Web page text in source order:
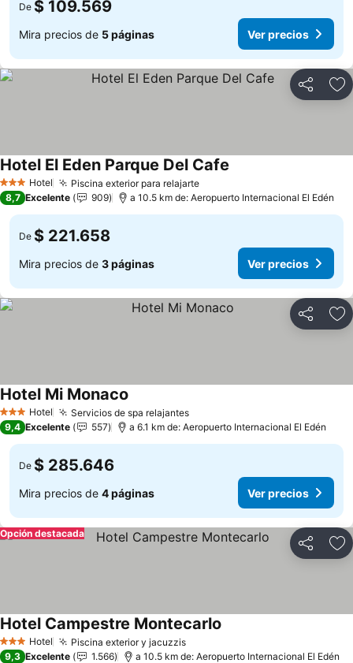
De $ 109.569
Mira precios de 5 páginas Ver precios
Compartir
3 Estrellas
Hotel Piscina exterior para relajarte
Hotel El Eden Parque Del Cafe
8,7 Excelente 909 a 10.5 km de: Aeropuerto Internacional El Edén
De $ 221.658
Mira precios de 3 páginas Ver precios
Compartir
3 Estrellas
Hotel Servicios de spa relajantes
Hotel Mi Monaco
9,4 Excelente 557 a 6.1 km de: Aeropuerto Internacional El Edén
De $ 285.646
Mira precios de 4 páginas Ver precios
Compartir
Opción destacada
3 Estrellas
Hotel Piscina exterior y jacuzzis
Hotel Campestre Montecarlo
9,3 Excelente 1.566 a 10.5 km de: Aeropuerto Internacional El Edén